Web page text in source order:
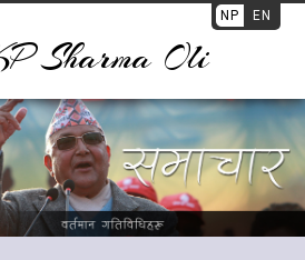
NP EN
Sharma Oli